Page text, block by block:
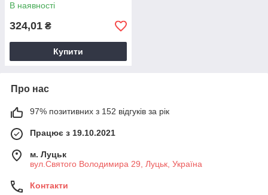
В наявності
324,01 ₴
Купити
Про нас
97% позитивних з 152 відгуків за рік
Працює з 19.10.2021
м. Луцьк
вул.Святого Володимира 29, Луцьк, Україна
Контакти